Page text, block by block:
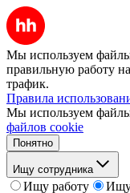
Мы используем
правильную работу
трафик.
Правила
Мы используем
файлов cookie
Понятно
Ищу сотрудника
Ищу работу
Ищу